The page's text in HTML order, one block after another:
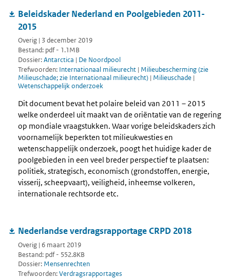
Beleidskader Nederland en Poolgebieden 2011-
2015
Overig | 3 december 2019
Bestand: pdf - 1.1MB
Dossier:Antarctica | De Noordpool
Trefwoorden: Internationaal milieurecht | Milieubescherming (zie
Milieuschade; zie Internationaal milieurecht) | Milieuschade |
Wetenschappelijk onderzoek
Dit document bevat het polaire beleid van 2011 – 2015
welke onderdeel uit maakt van de oriëntatie van de regering
op mondiale vraagstukken. Waar vorige beleidskaders zich
voornamelijk beperkten tot milieukwesties en
wetenschappelijk onderzoek, poogt het huidige kader de
poolgebieden in een veel breder perspectief te plaatsen:
politiek, strategisch, economisch (grondstoffen, energie,
visserij, scheepvaart), veiligheid, inheemse volkeren,
internationale rechtsorde etc.
Nederlandse verdragsrapportage CRPD 2018
Overig | 6 maart 2019
Bestand: pdf - 552.8KB
Dossier: Mensenrechten
Trefwoorden:Verdragsrapportages